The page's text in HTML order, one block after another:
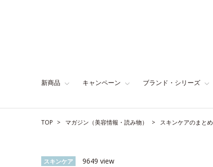
新商品 キャンペーン ブランド・シリーズ
TOP マガジン（美容情報・読み物） スキンケアのまとめ
スキンケア 9649 view